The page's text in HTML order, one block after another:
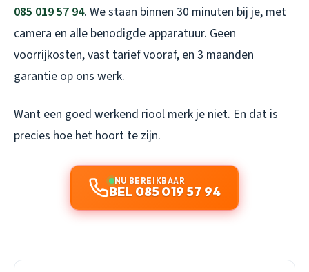
085 019 57 94. We staan binnen 30 minuten bij je, met
camera en alle benodigde apparatuur. Geen
voorrijkosten, vast tarief vooraf, en 3 maanden
garantie op ons werk.
Want een goed werkend riool merk je niet. En dat is
precies hoe het hoort te zijn.
NU BEREIKBAAR
BEL 085 019 57 94